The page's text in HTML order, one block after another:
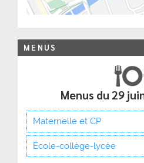
MENUS
Menus du 29
Maternelle et CP
École-collège-lycée